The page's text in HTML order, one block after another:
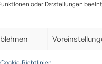
oder Darstellungen
Cookie-Richtlinien
Paper / Filter
Produkte sind